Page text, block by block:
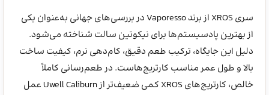
سری XROS از برند Vaporesso در بررسی‌های جهانی به‌عنوان یکی
از بهترین پادسیستم‌ها برای نیکوتین سالت شناخته می‌شود.
دلیل این جایگاه، ترکیب طعم دقیق، کام‌دهی نرم، کیفیت ساخت
بالا و طول عمر مناسب کارتریج‌هاست. در طعم‌رسانی کاملاً
خالص، کارتریج‌های XROS کمی ضعیف‌تر از Uwell Caliburn عمل